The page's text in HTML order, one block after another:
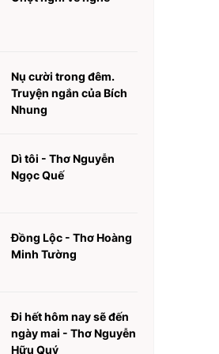
Nụ cười trong đêm.
Truyện ngắn của Bích
Nhung
Dì tôi - Thơ Nguyễn
Ngọc Quế
Đồng Lộc - Thơ Hoàng
Minh Tường
Đi hết hôm nay sẽ đến
ngày mai - Thơ Nguyễn
Hữu Quý